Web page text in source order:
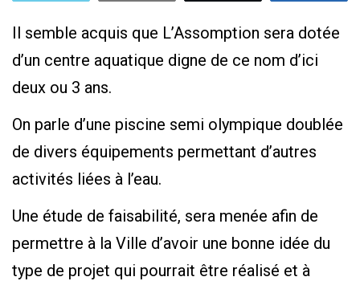
Il semble acquis que L’Assomption sera dotée
d’un centre aquatique digne de ce nom d’ici
deux ou 3 ans.
On parle d’une piscine semi olympique doublée
de divers équipements permettant d’autres
activités liées à l’eau.
Une étude de faisabilité, sera menée afin de
permettre à la Ville d’avoir une bonne idée du
type de projet qui pourrait être réalisé et à